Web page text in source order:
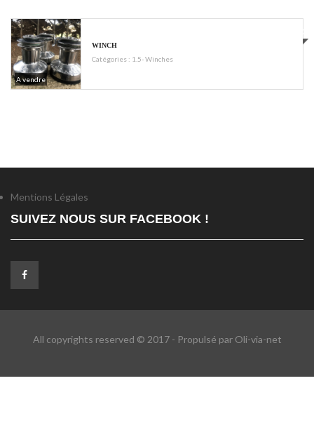
A vendre
€1200
WINCH
Catégories : 1.5- Winches
Mentions Légales
SUIVEZ NOUS SUR FACEBOOK !
All copyrights reserved © 2017 - Propulsé par Oli-via-net